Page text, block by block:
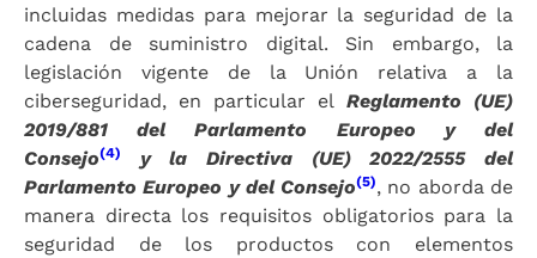
incluidas medidas para mejorar la seguridad de la
cadena de suministro digital. Sin embargo, la
legislación vigente de la Unión relativa a la
ciberseguridad, en particular el Reglamento (UE)
2019/881 del Parlamento Europeo y del
Consejo(4)
y la Directiva (UE) 2022/2555 del
Parlamento Europeo y del Consejo(5), no aborda de
manera directa los requisitos obligatorios para la
seguridad de los productos con elementos